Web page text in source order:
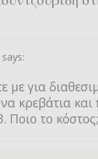
says:
για
κρεβάτια και
Ποιο το κόστος;